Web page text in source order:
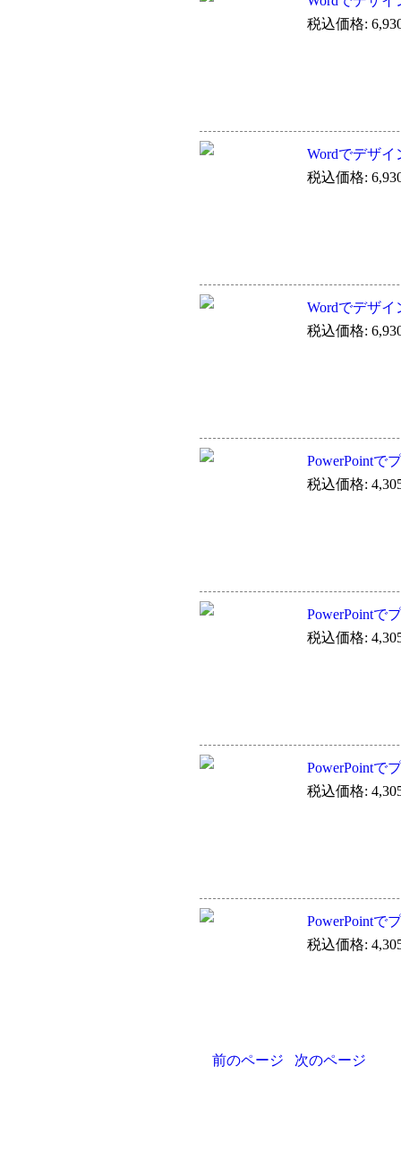
税込価格:
Wordでデザイ
税込価格:
Wordでデザイ
税込価格:
PowerPointで
税込価格:
PowerPointで
税込価格:
PowerPointで
税込価格:
PowerPointで
税込価格:
前のページ 次のページ